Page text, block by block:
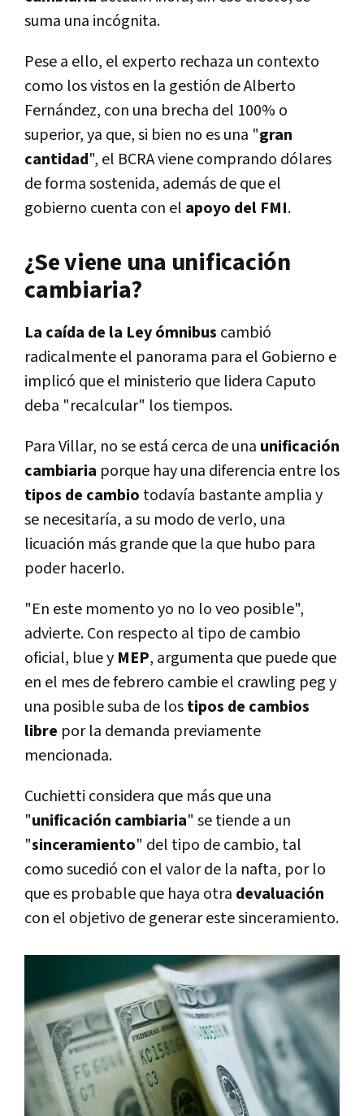
suma una incógnita.
Pese a ello, el experto rechaza un contexto
como los vistos en la gestión de Alberto
Fernández, con una brecha del 100% o
superior, ya que, si bien no es una "gran
cantidad", el BCRA viene comprando dólares
de forma sostenida, además de que el
gobierno cuenta con el apoyo del FMI.
¿Se viene una unificación
cambiaria?
La caída de la Ley ómnibus cambió
radicalmente el panorama para el Gobierno e
implicó que el ministerio que lidera Caputo
deba "recalcular" los tiempos.
Para Villar, no se está cerca de una unificación
cambiaria porque hay una diferencia entre los
tipos de cambio todavía bastante amplia y
se necesitaría, a su modo de verlo, una
licuación más grande que la que hubo para
poder hacerlo.
"En este momento yo no lo veo posible",
advierte. Con respecto al tipo de cambio
oficial, blue y MEP, argumenta que puede que
en el mes de febrero cambie el crawling peg y
una posible suba de lostipos de cambios
libre por la demanda previamente
mencionada.
Cuchietti considera que más que una
"unificación cambiaria" se tiende a un
"sinceramiento" del tipo de cambio, tal
como sucedió con el valor de la nafta, por lo
que es probable que haya otra devaluación
con el objetivo de generar este sinceramiento.